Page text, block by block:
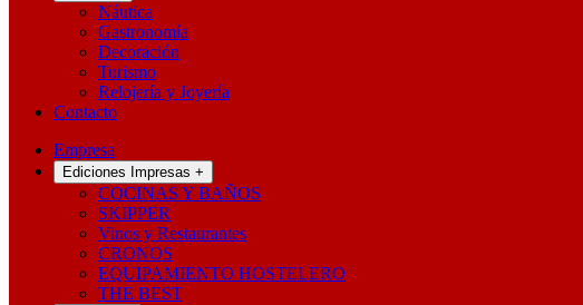
Náutica
Gastronomía
Decoración
Turismo
Relojería y Joyería
Contacto
Empresa
Ediciones Impresas +
COCINAS Y BAÑOS
SKIPPER
Vinos y Restaurantes
CRONOS
EQUIPAMIENTO HOSTELERO
THE BEST